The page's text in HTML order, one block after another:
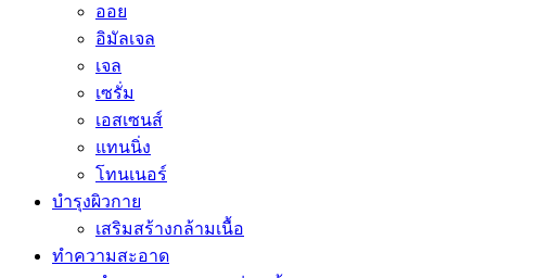
ออย
อิมัลเจล
เจล
เซรั่ม
เอสเซนส์
แทนนิ่ง
โทนเนอร์
บำรุงผิวกาย
เสริมสร้างกล้ามเนื้อ
ทำความสะอาด